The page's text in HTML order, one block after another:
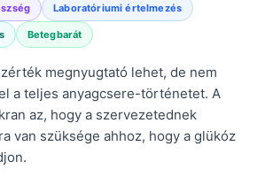
Laboratóriumi értelmezés
Betegbarát
megnyugtató lehet, de nem
a teljes anyagcsere-történetet. A
az, hogy a szervezetednek
van szüksége ahhoz, hogy a glükóz